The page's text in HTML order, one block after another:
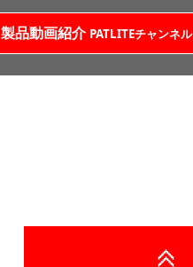
製品動画紹介 PATLITEチャンネル